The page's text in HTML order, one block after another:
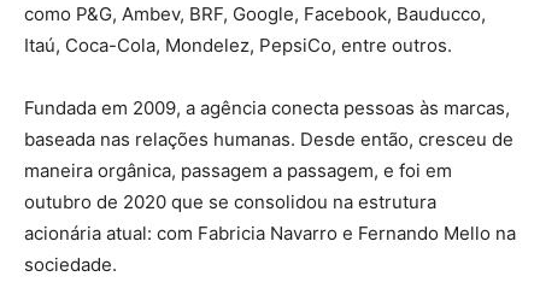
como P&G, Ambev, BRF, Google, Facebook, Bauducco,
Itaú, Coca-Cola, Mondelez, PepsiCo, entre outros.
Fundada em 2009, a agência conecta pessoas às marcas,
baseada nas relações humanas. Desde então, cresceu de
maneira orgânica, passagem a passagem, e foi em
outubro de 2020 que se consolidou na estrutura
acionária atual: com Fabricia Navarro e Fernando Mello na
sociedade.